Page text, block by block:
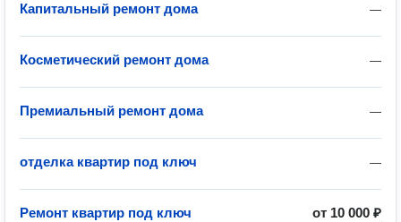
—
Капитальный ремонт дома
—
Косметический ремонт дома
—
Премиальный ремонт дома
—
отделка квартир под ключ
от 10 000 ₽
Ремонт квартир под ключ